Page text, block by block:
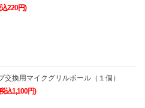
220円)
交換用マイクグリルボール（１個）
込1,100円)